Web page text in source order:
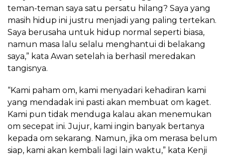
teman-teman saya satu persatu hilang? Saya yang
masih hidup ini justru menjadi yang paling tertekan.
Saya berusaha untuk hidup normal seperti biasa,
namun masa lalu selalu menghantui di belakang
saya,” kata Awan setelah ia berhasil meredakan
tangisnya.
“Kami paham om, kami menyadari kehadiran kami
yang mendadak ini pasti akan membuat om kaget.
Kami pun tidak menduga kalau akan menemukan
om secepat ini. Jujur, kami ingin banyak bertanya
kepada om sekarang. Namun, jika om merasa belum
siap, kami akan kembali lagi lain waktu,” kata Kenji